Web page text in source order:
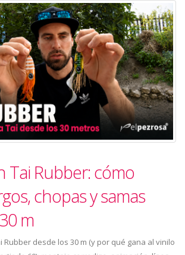
Tai Rubber: cómo
chopas y samas
m
Rubber desde los 30 m (y por qué gana al vinilo